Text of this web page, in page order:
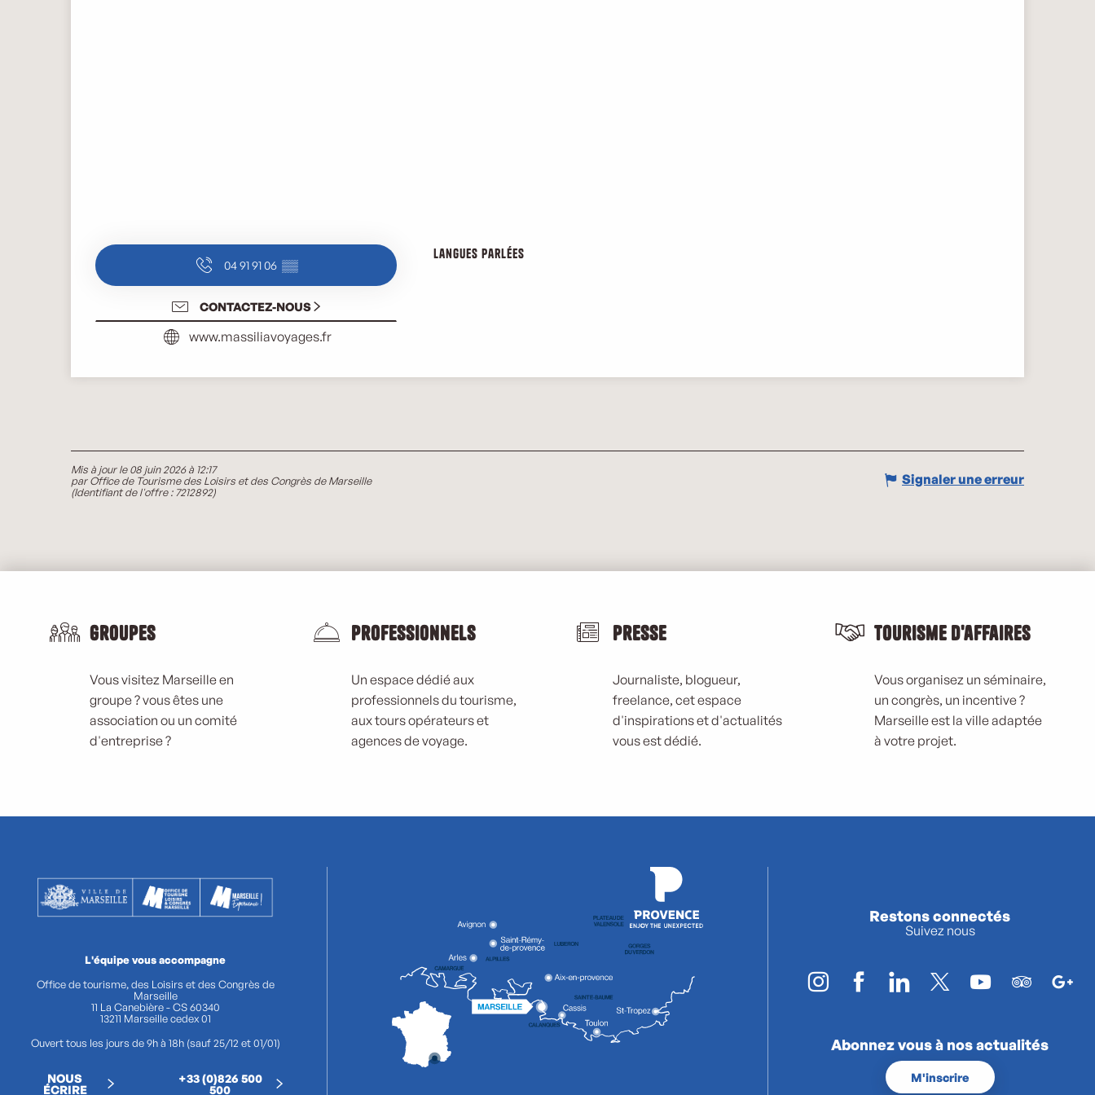
04 91 91 06 ▒▒
CONTACTEZ-NOUS
www.massiliavoyages.fr
Langues parlées
Langues parlées
Mis à jour le 08 juin 2026 à 12:17
par Office de Tourisme des Loisirs et des Congrès de Marseille
(Identifiant de l'offre : 7212892)
Signaler une erreur
Groupes
Vous visitez Marseille en
groupe ? vous êtes une
association ou un comité
d'entreprise ?
Professionnels
Un espace dédié aux
professionnels du tourisme,
aux tours opérateurs et
agences de voyage.
Presse
Journaliste, blogueur,
freelance, cet espace
d'inspirations et d'actualités
vous est dédié.
Tourisme d'affaires
Vous organisez un séminaire,
un congrès, un incentive ?
Marseille est la ville adaptée
à votre projet.
L'équipe vous accompagne
Office de tourisme, des Loisirs et des Congrès de
Marseille
11 La Canebière - CS 60340
13211 Marseille cedex 01
Ouvert tous les jours de 9h à 18h (sauf 25/12 et 01/01)
NOUS
ÉCRIRE
+33 (0)826 500
500
Restons connectés
Suivez nous
Abonnez vous à nos actualités
M'inscrire